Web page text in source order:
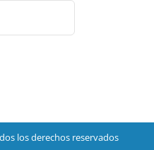
los derechos reservados